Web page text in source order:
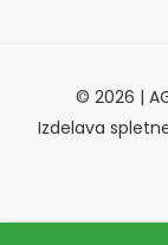
© 2026 |
Izdelava spletne